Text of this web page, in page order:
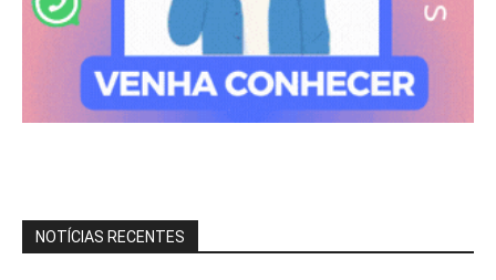
NOTÍCIAS RECENTES